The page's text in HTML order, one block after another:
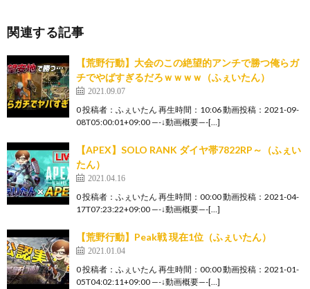
関連する記事
【荒野行動】大会のこの絶望的アンチで勝つ俺らガ
チでやばすぎるだろｗｗｗｗ（ふぇいたん）
2021.09.07
0 投稿者：ふぇいたん 再生時間：10:06 動画投稿：2021-09-
08T05:00:01+09:00 —-↓動画概要—-[…]
【APEX】SOLO RANK ダイヤ帯7822RP～（ふぇい
たん）
2021.04.16
0 投稿者：ふぇいたん 再生時間：00:00 動画投稿：2021-04-
17T07:23:22+09:00 —-↓動画概要—-[…]
【荒野行動】Peak戦 現在1位（ふぇいたん）
2021.01.04
0 投稿者：ふぇいたん 再生時間：00:00 動画投稿：2021-01-
05T04:02:11+09:00 —-↓動画概要—-[…]